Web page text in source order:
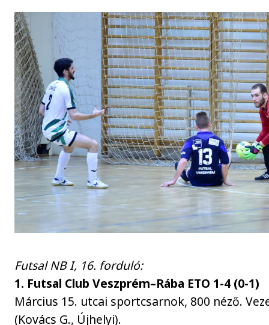
Futsal NB I, 16. forduló:
1. Futsal Club Veszprém–Rába ETO 1-4 (0-1)
Március 15. utcai sportcsarnok, 800 néző.
(Kovács G., Újhelyi).